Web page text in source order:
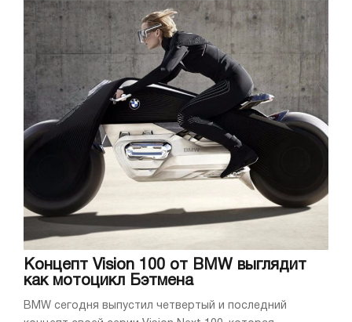
Концепт Vision 100 от BMW выглядит
как мотоцикл Бэтмена
BMW сегодня выпустил четвертый и последний